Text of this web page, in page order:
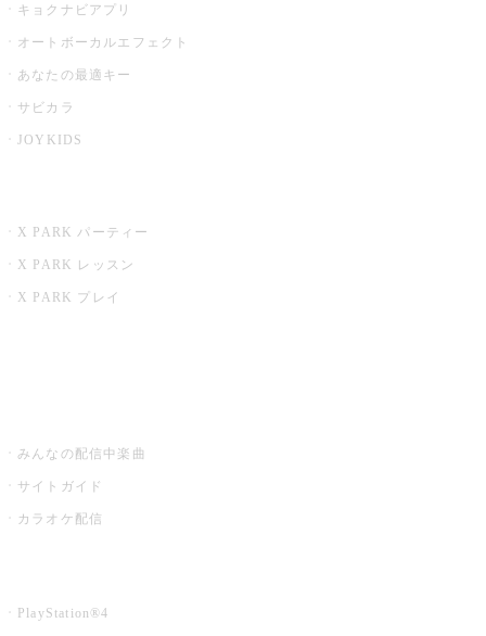
キョクナビアプリ
オートボーカルエフェクト
あなたの最適キー
サビカラ
JOYKIDS
X PARK パーティー
X PARK レッスン
X PARK プレイ
みんなの配信中楽曲
サイトガイド
カラオケ配信
PlayStation®4